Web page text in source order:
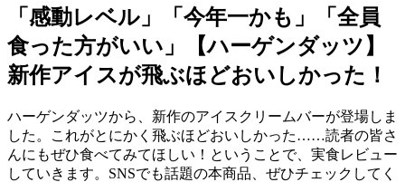
「感動レベル」「今年一かも」「全員
食った方がいい」【ハーゲンダッツ】
新作アイスが飛ぶほどおいしかった！
ハーゲンダッツから、新作のアイスクリームバーが登場しま
した。これがとにかく飛ぶほどおいしかった……読者の皆さ
んにもぜひ食べてみてほしい！ということで、実食レビュー
していきます。SNSでも話題の本商品、ぜひチェックしてく